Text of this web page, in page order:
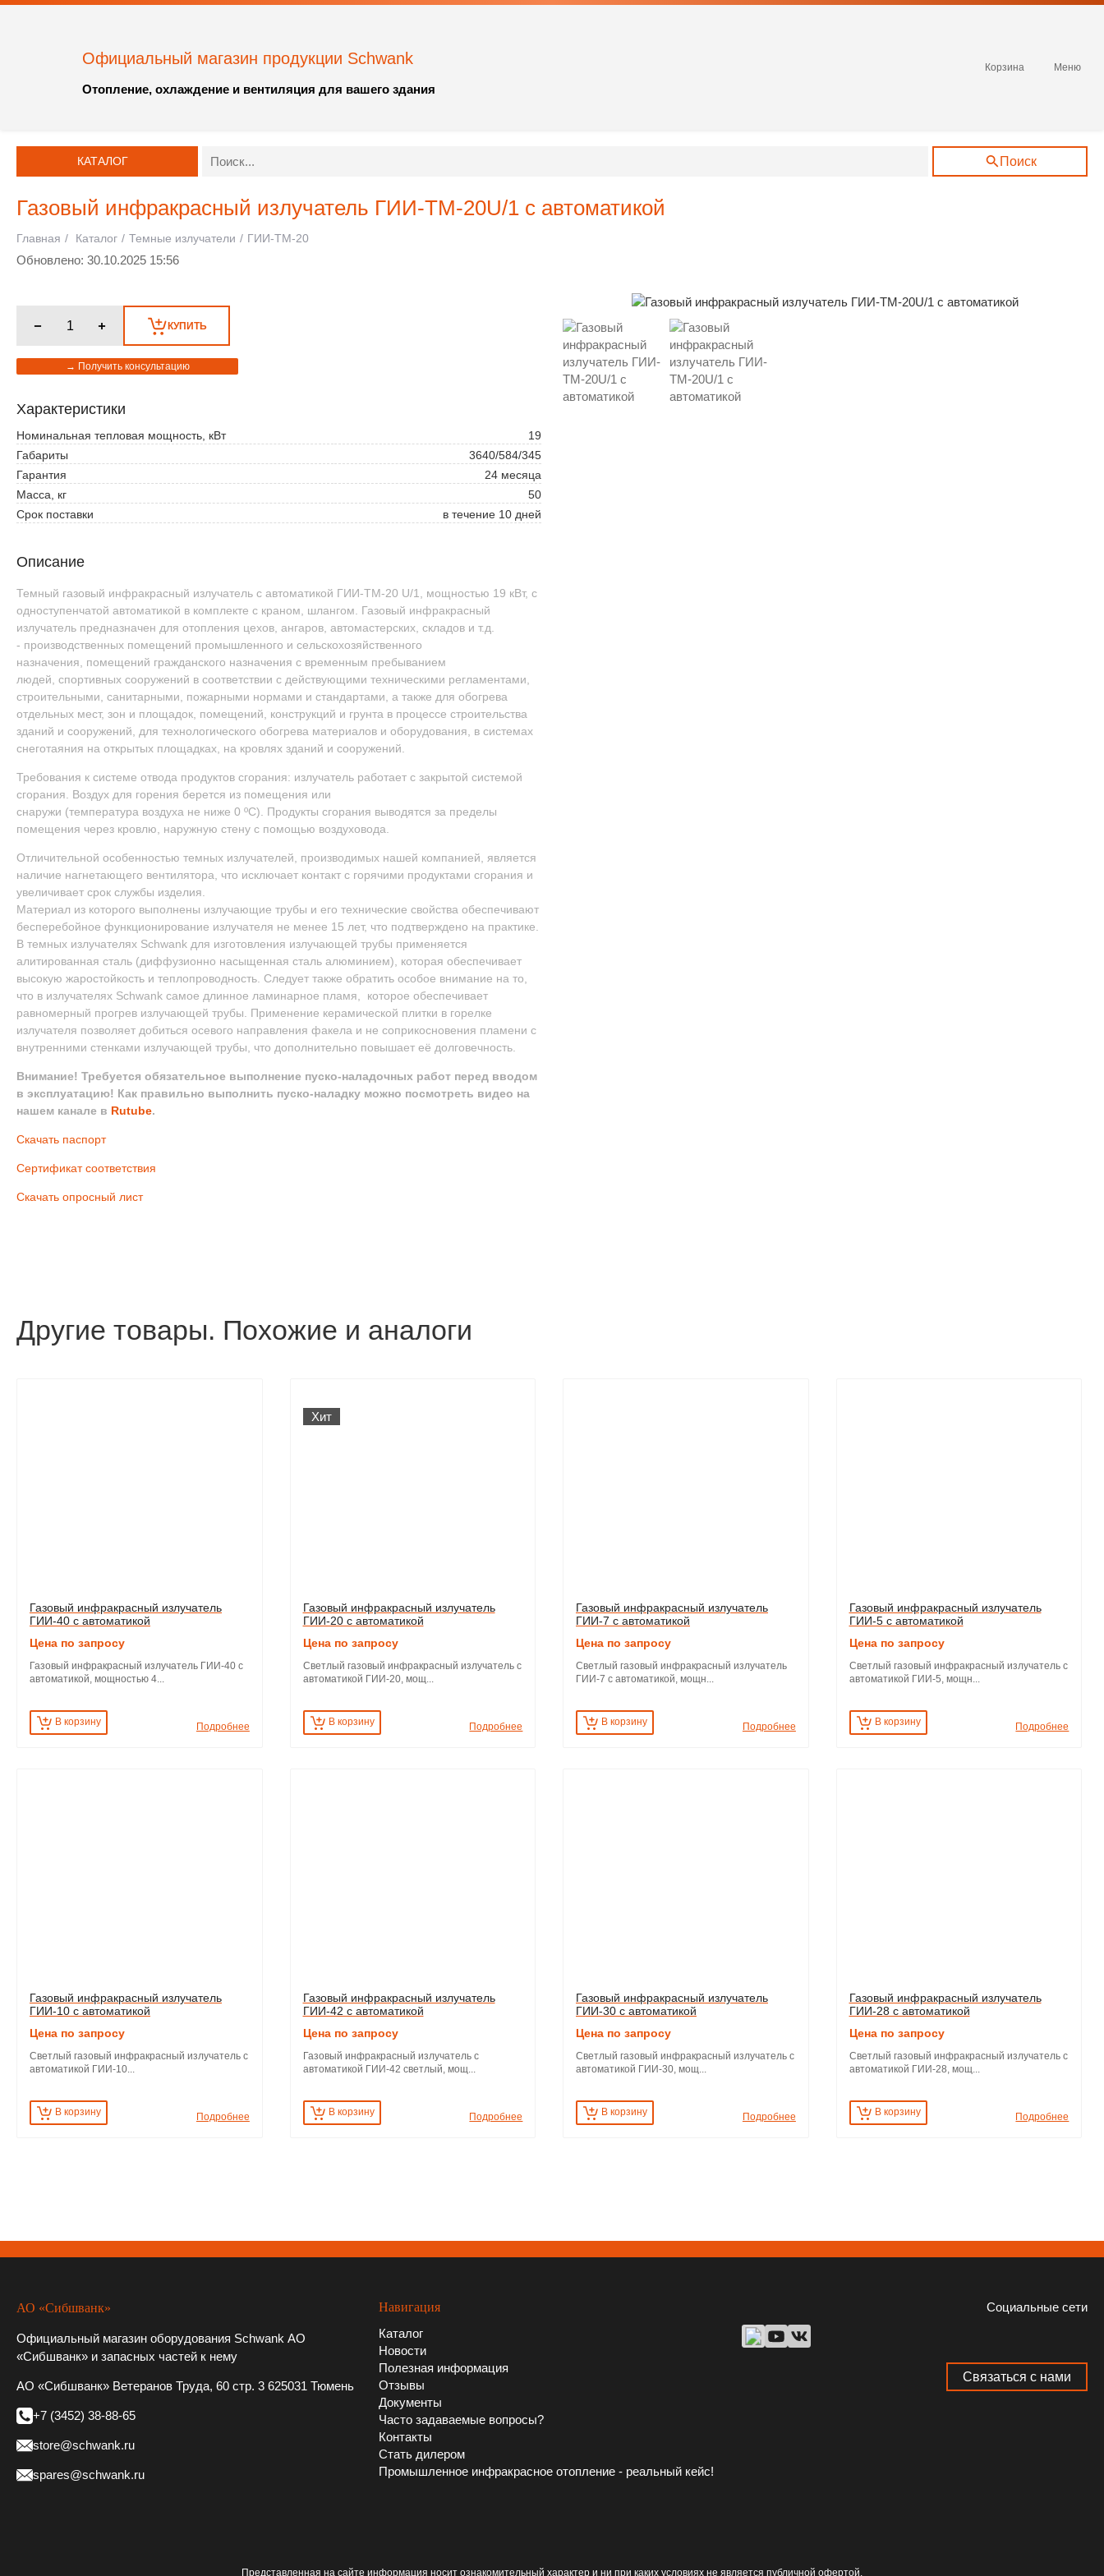
Официальный магазин продукции Schwank
Отопление, охлаждение и вентиляция для вашего здания
Корзина Меню
КАТАЛОГ Поиск
Газовый инфракрасный излучатель ГИИ-ТМ-20U/1 с автоматикой
Главная / Каталог / Темные излучатели / ГИИ-ТМ-20
Обновлено: 30.10.2025 15:56
КУПИТЬ
→ Получить консультацию
Характеристики
Номинальная тепловая мощность, кВт
19
Габариты
3640/584/345
Гарантия
24 месяца
Масса, кг
50
Срок поставки
в течение 10 дней
Описание
Темный газовый инфракрасный излучатель с автоматикой ГИИ-ТМ-20 U/1, мощностью 19 кВт, с
одноступенчатой автоматикой в комплекте с краном, шлангом. Газовый инфракрасный
излучатель предназначен для отопления цехов, ангаров, автомастерских, складов и т.д.
- производственных помещений промышленного и сельскохозяйственного
назначения, помещений гражданского назначения с временным пребыванием
людей, спортивных сооружений в соответствии с действующими техническими регламентами,
строительными, санитарными, пожарными нормами и стандартами, а также для обогрева
отдельных мест, зон и площадок, помещений, конструкций и грунта в процессе строительства
зданий и сооружений, для технологического обогрева материалов и оборудования, в системах
снеготаяния на открытых площадках, на кровлях зданий и сооружений.
Требования к системе отвода продуктов сгорания: излучатель работает с закрытой системой
сгорания. Воздух для горения берется из помещения или
снаружи (температура воздуха не ниже 0 ºС). Продукты сгорания выводятся за пределы
помещения через кровлю, наружную стену с помощью воздуховода.
Отличительной особенностью темных излучателей, производимых нашей компанией, является
наличие нагнетающего вентилятора, что исключает контакт с горячими продуктами сгорания и
увеличивает срок службы изделия.
Материал из которого выполнены излучающие трубы и его технические свойства обеспечивают
бесперебойное функционирование излучателя не менее 15 лет, что подтверждено на практике.
В темных излучателях Schwank для изготовления излучающей трубы применяется
алитированная сталь (диффузионно насыщенная сталь алюминием), которая обеспечивает
высокую жаростойкость и теплопроводность. Следует также обратить особое внимание на то,
что в излучателях Schwank самое длинное ламинарное пламя, которое обеспечивает
равномерный прогрев излучающей трубы. Применение керамической плитки в горелке
излучателя позволяет добиться осевого направления факела и не соприкосновения пламени с
внутренними стенками излучающей трубы, что дополнительно повышает её долговечность.
Внимание! Требуется обязательное выполнение пуско-наладочных работ перед вводом
в эксплуатацию! Как правильно выполнить пуско-наладку можно посмотреть видео на
нашем канале в Rutube.
Скачать паспорт
Сертификат соответствия
Скачать опросный лист
Другие товары. Похожие и аналоги
Газовый инфракрасный излучатель
ГИИ-40 с автоматикой
Цена по запросу
Газовый инфракрасный излучатель ГИИ-40 с
автоматикой, мощностью 4...
В корзину Подробнее
Хит
Газовый инфракрасный излучатель
ГИИ-20 с автоматикой
Цена по запросу
Светлый газовый инфракрасный излучатель с
автоматикой ГИИ-20, мощ...
В корзину Подробнее
Газовый инфракрасный излучатель
ГИИ-7 с автоматикой
Цена по запросу
Светлый газовый инфракрасный излучатель
ГИИ-7 с автоматикой, мощн...
В корзину Подробнее
Газовый инфракрасный излучатель
ГИИ-5 с автоматикой
Цена по запросу
Светлый газовый инфракрасный излучатель с
автоматикой ГИИ-5, мощн...
В корзину Подробнее
Газовый инфракрасный излучатель
ГИИ-10 с автоматикой
Цена по запросу
Светлый газовый инфракрасный излучатель с
автоматикой ГИИ-10...
В корзину Подробнее
Газовый инфракрасный излучатель
ГИИ-42 с автоматикой
Цена по запросу
Газовый инфракрасный излучатель с
автоматикой ГИИ-42 светлый, мощ...
В корзину Подробнее
Газовый инфракрасный излучатель
ГИИ-30 с автоматикой
Цена по запросу
Светлый газовый инфракрасный излучатель с
автоматикой ГИИ-30, мощ...
В корзину Подробнее
Газовый инфракрасный излучатель
ГИИ-28 с автоматикой
Цена по запросу
Светлый газовый инфракрасный излучатель с
автоматикой ГИИ-28, мощ...
В корзину Подробнее
АО «Сибшванк»
Официальный магазин оборудования Schwank АО
«Сибшванк» и запасных частей к нему
АО «Сибшванк» Ветеранов Труда, 60 стр. 3 625031 Тюмень
+7 (3452) 38-88-65
store@schwank.ru
spares@schwank.ru
Навигация
Каталог
Новости
Полезная информация
Отзывы
Документы
Часто задаваемые вопросы?
Контакты
Стать дилером
Промышленное инфракрасное отопление - реальный кейс!
Социальные сети
Связаться с нами
Представленная на сайте информация носит ознакомительный характер и ни при каких условиях не является публичной офертой.